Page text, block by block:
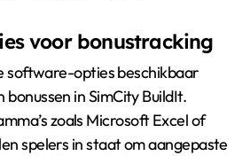
voor bonustracking
software-opties beschikbaar
in SimCity BuildIt.
zoals Microsoft Excel of
spelers in staat om aangepaste